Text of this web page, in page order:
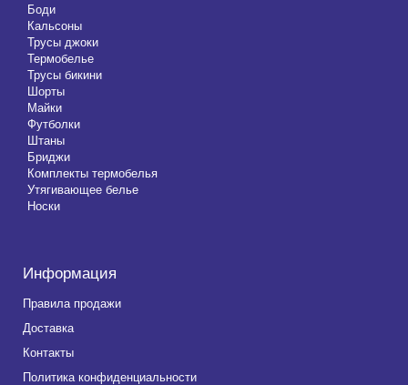
Боди
Кальсоны
Трусы джоки
Термобелье
Трусы бикини
Шорты
Майки
Футболки
Штаны
Бриджи
Комплекты термобелья
Утягивающее белье
Носки
Информация
Правила продажи
Доставка
Контакты
Политика конфиденциальности